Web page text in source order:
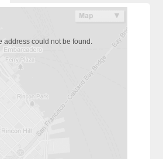
address could not be found.